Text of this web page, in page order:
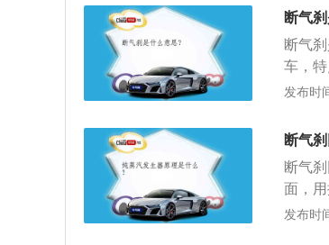
箱不
磨损
速阶
断气
断气
车，
件：
动阀
工作
驶的
弹簧
压缩
发布时
断气
断气
面，
种情
发布时